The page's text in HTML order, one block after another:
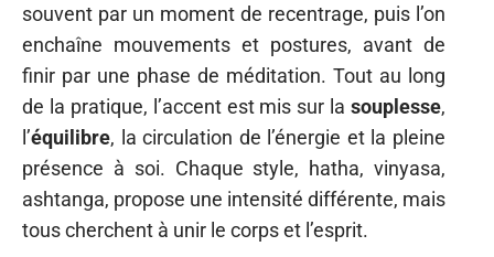
souvent par un moment de recentrage, puis l’on
enchaîne mouvements et postures, avant de
finir par une phase de méditation. Tout au long
de la pratique, l’accent est mis sur la souplesse,
l’équilibre, la circulation de l’énergie et la pleine
présence à soi. Chaque style, hatha, vinyasa,
ashtanga, propose une intensité différente, mais
tous cherchent à unir le corps et l’esprit.